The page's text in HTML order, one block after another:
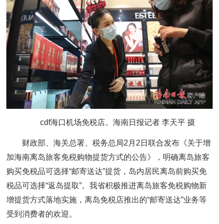
cdf海口机场免税店。海南日报记者 李天平 摄
财政部、海关总署、税务总局2月2日联合发布《关于增
加海南离岛旅客免税购物提货方式的公告》，明确离岛旅客
购买免税品可选择“邮寄送达”提货，岛内居民离岛前购买免
税品可选择“返岛提取”。我省积极推进离岛旅客免税购物新
增提货方式落地实施，离岛免税店推出的“邮寄送达”业务等
受到消费者的欢迎。